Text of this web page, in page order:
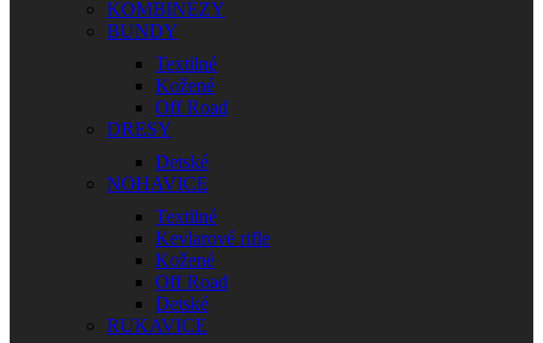
KOMBINÉZY
BUNDY
Textilné
Kožené
Off Road
DRESY
Detské
NOHAVICE
Textilné
Kevlarové rifle
Kožené
Off Road
Detské
RUKAVICE